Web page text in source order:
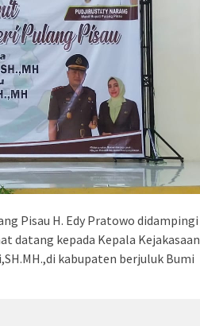
Pisau H. Edy Pratowo didampingi
datang kepada Kepala Kejakasaan
kabupaten berjuluk Bumi